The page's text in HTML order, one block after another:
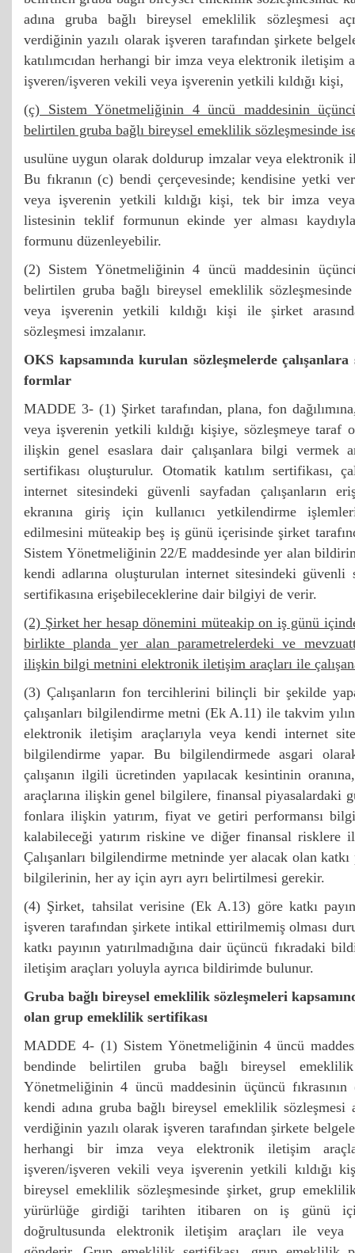
adına gruba bağlı bireysel emeklilik sözleşmesi
verdiğinin yazılı olarak işveren tarafından şirkete
katılımcıdan herhangi bir imza veya elektronik iletişim
işveren/işveren vekili veya işverenin yetkili kıldığı kişi,
(ç) Sistem Yönetmeliğinin 4 üncü maddesinin
belirtilen gruba bağlı bireysel emeklilik sözleşmesinde
usulüne uygun olarak doldurup imzalar veya elektronik
Bu fıkranın (c) bendi çerçevesinde; kendisine yetki
veya işverenin yetkili kıldığı kişi, tek bir imza
listesinin teklif formunun ekinde yer alması
formunu düzenleyebilir.
(2) Sistem Yönetmeliğinin 4 üncü maddesinin
belirtilen gruba bağlı bireysel emeklilik
veya işverenin yetkili kıldığı kişi ile şirket
sözleşmesi imzalanır.
OKS kapsamında kurulan sözleşmelerde
formlar
MADDE 3- (1) Şirket tarafından, plana, fon
veya işverenin yetkili kıldığı kişiye, sözleşmeye taraf
ilişkin genel esaslara dair çalışanlara bilgi vermek
sertifikası oluşturulur. Otomatik katılım sertifikası,
internet sitesindeki güvenli sayfadan çalışanların
ekranına giriş için kullanıcı yetkilendirme
edilmesini müteakip beş iş günü içerisinde şirket
Sistem Yönetmeliğinin 22/E maddesinde yer alan
kendi adlarına oluşturulan internet sitesindeki güvenli
sertifikasına erişebileceklerine dair bilgiyi de verir.
(2) Şirket her hesap dönemini müteakip on iş günü
birlikte planda yer alan parametrelerdeki ve
ilişkin bilgi metnini elektronik iletişim araçları ile
(3) Çalışanların fon tercihlerini bilinçli bir şekilde
çalışanları bilgilendirme metni (Ek A.11) ile takvim
elektronik iletişim araçlarıyla veya kendi internet
bilgilendirme yapar. Bu bilgilendirmede asgari
çalışanın ilgili ücretinden yapılacak kesintinin
araçlarına ilişkin genel bilgilere, finansal piyasalardaki
fonlara ilişkin yatırım, fiyat ve getiri performansı
kalabileceği yatırım riskine ve diğer finansal risklere
Çalışanları bilgilendirme metninde yer alacak olan katkı
bilgilerinin, her ay için ayrı ayrı belirtilmesi gerekir.
(4) Şirket, tahsilat verisine (Ek A.13) göre katkı
işveren tarafından şirkete intikal ettirilmemiş olması
katkı payının yatırılmadığına dair üçüncü fıkradaki
iletişim araçları yoluyla ayrıca bildirimde bulunur.
Gruba bağlı bireysel emeklilik sözleşmeleri
olan grup emeklilik sertifikası
MADDE 4- (1) Sistem Yönetmeliğinin 4 üncü
bendinde belirtilen gruba bağlı bireysel
Yönetmeliğinin 4 üncü maddesinin üçüncü fıkrasının
kendi adına gruba bağlı bireysel emeklilik sözleşmesi
verdiğinin yazılı olarak işveren tarafından şirkete
herhangi bir imza veya elektronik iletişim
işveren/işveren vekili veya işverenin yetkili kıldığı
bireysel emeklilik sözleşmesinde şirket, grup
yürürlüğe girdiği tarihten itibaren on iş günü
doğrultusunda elektronik iletişim araçları ile veya